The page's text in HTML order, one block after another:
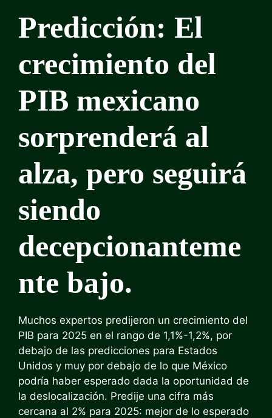
Predicción: El
crecimiento del
PIB mexicano
sorprenderá al
alza, pero seguirá
siendo
decepcionanteme
nte bajo.
Muchos expertos predijeron un crecimiento del
PIB para 2025 en el rango de 1,1%-1,2%, por
debajo de las predicciones para Estados
Unidos y muy por debajo de lo que México
podría haber esperado dada la oportunidad de
la deslocalización. Predije una cifra más
cercana al 2% para 2025: mejor de lo esperado